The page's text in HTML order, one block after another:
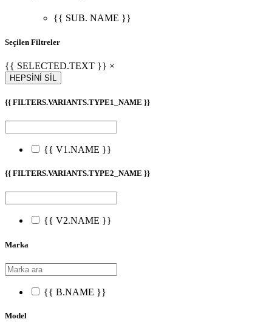
{{ SUB. NAME }}
Seçilen Filtreler
{{ SELECTED.TEXT }} ×
HEPSİNİ SİL
{{ FILTERS.VARIANTS.TYPE1_NAME }}
{{ V1.NAME }}
{{ FILTERS.VARIANTS.TYPE2_NAME }}
{{ V2.NAME }}
Marka
{{ B.NAME }}
Model